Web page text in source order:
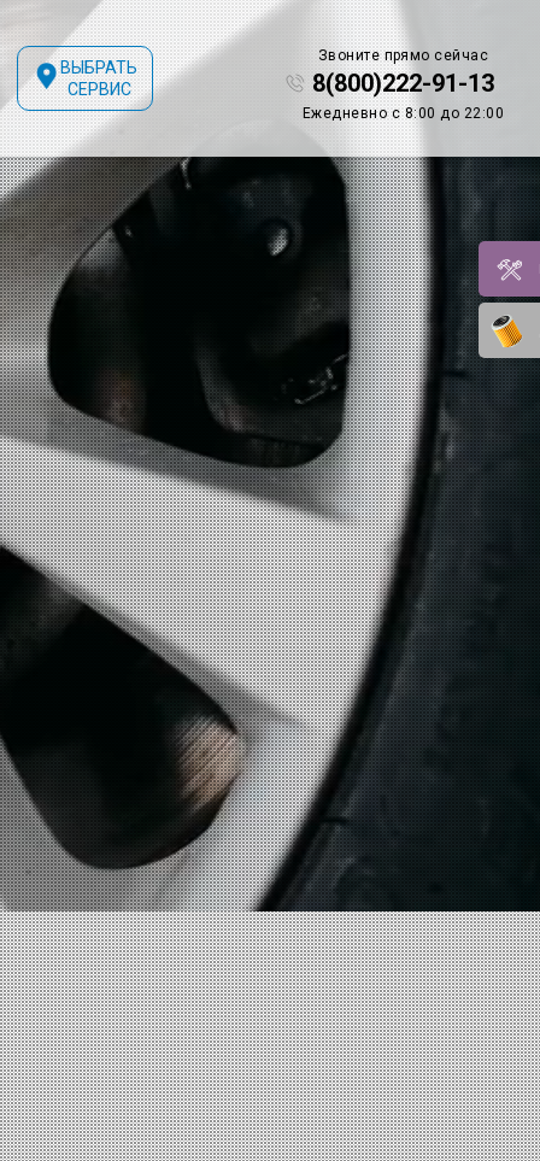
ВЫБРАТЬ
СЕРВИС
Звоните прямо сейчас
8(800)222-91-13
Ежедневно с 8:00 до 22:00